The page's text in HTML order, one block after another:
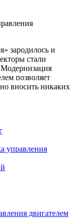
зародилось и
стали
позволяет
вносить никаких
управления
двигателем